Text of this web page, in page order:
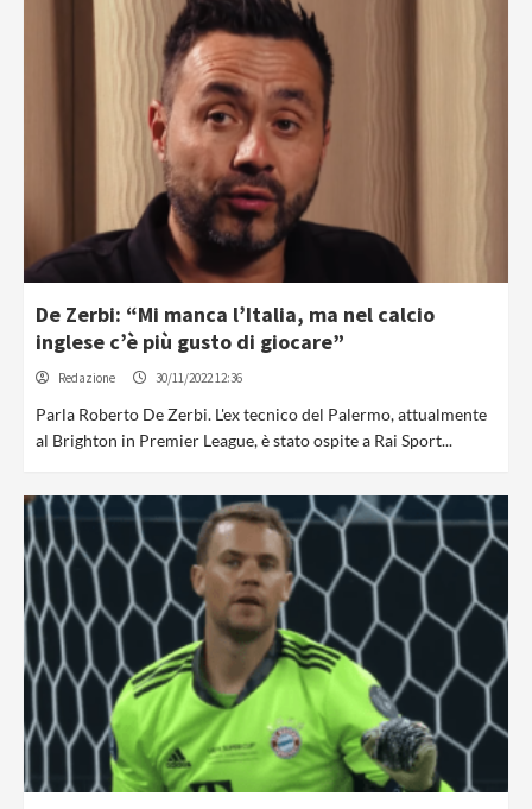
De Zerbi: “Mi manca l’Italia, ma nel calcio
inglese c’è più gusto di giocare”
Redazione 30/11/2022 12:36
Parla Roberto De Zerbi. L'ex tecnico del Palermo, attualmente
al Brighton in Premier League, è stato ospite a Rai Sport...